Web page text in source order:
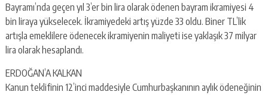
Bayramı’nda geçen yıl 3’er bin lira olarak ödenen bayram ikramiyesi 4
bin liraya yükselecek. İkramiyedeki artış yüzde 33 oldu. Biner TL’lik
artışla emeklilere ödenecek ikramiyenin maliyeti ise yaklaşık 37 milyar
lira olarak hesaplandı.
ERDOĞAN’A KALKAN
Kanun teklifinin 12’inci maddesiyle Cumhurbaşkanının aylık ödeneğinin